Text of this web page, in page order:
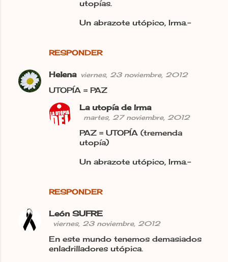
RESPONDER
utopías.
Un abrazote utópico, Irma.-
Helena viernes, 23 noviembre, 2012
UTOPÍA = PAZ
RESPONDER
La utopía de Irma
martes, 27 noviembre, 2012
PAZ = UTOPÍA (tremenda
utopía)
Un abrazote utópico, Irma.-
León SUFRE
viernes, 23 noviembre, 2012
En este mundo tenemos demasiados
enladrilladores utópica.